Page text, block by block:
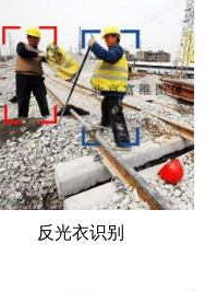
反光衣识别